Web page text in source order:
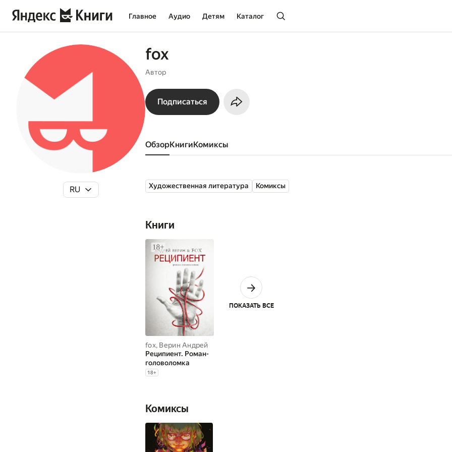
Главное Аудио Детям Каталог
RU
fox
Автор
Подписаться
Обзор книги комиксы
Художественная литература Комиксы
Книги
fox, Верин Андрей
Реципиент. Роман-
головоломка
18+
ПОКАЗАТЬ ВСЕ
Комиксы